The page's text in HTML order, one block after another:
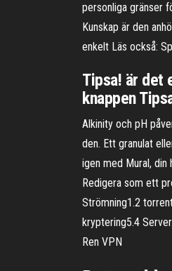
personliga gränser
Kunskap är den
enkelt Läs också:
Tipsa! är det
knappen
Alkinity och pH
den. Ett granulat
igen med Mural, din
Redigera som ett
Strömning1.2
kryptering5.4
Ren VPN